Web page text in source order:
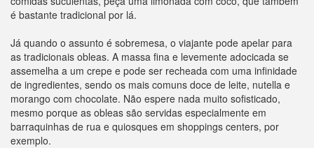
é bastante tradicional por lá.
Já quando o assunto é sobremesa, o viajante pode apelar para
as tradicionais obleas. A massa fina e levemente adocicada se
assemelha a um crepe e pode ser recheada com uma infinidade
de ingredientes, sendo os mais comuns doce de leite, nutella e
morango com chocolate. Não espere nada muito sofisticado,
mesmo porque as obleas são servidas especialmente em
barraquinhas de rua e quiosques em shoppings centers, por
exemplo.